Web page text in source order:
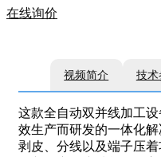
在线询价
视频简介 技术
这款全自动双并线加工
效生产而研发的一体化解
剥皮、分线以及端子压